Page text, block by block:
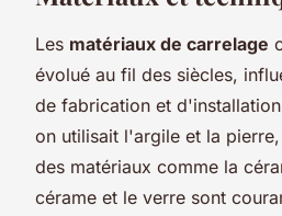
Les matériaux de carrelage
évolué au fil des siècles,
de fabrication et
on utilisait l'argile et la
des matériaux comme la
cérame et le verre sont